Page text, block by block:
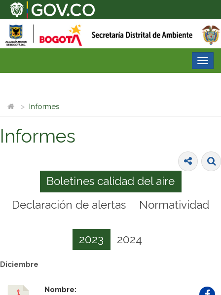
Informes
Informes
Boletines calidad del aire
Declaración de alertas
Normatividad
2023 2024
Diciembre
Nombre: